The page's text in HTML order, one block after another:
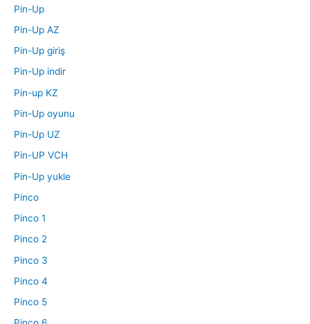
Pin-Up
Pin-Up AZ
Pin-Up giriş
Pin-Up indir
Pin-up KZ
Pin-Up oyunu
Pin-Up UZ
Pin-UP VCH
Pin-Up yukle
Pinco
Pinco 1
Pinco 2
Pinco 3
Pinco 4
Pinco 5